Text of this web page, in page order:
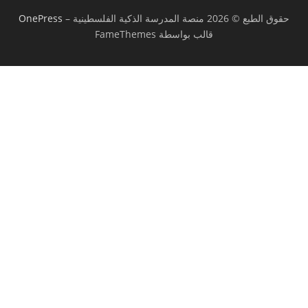
حقوق الطبع © 2026 منصة المدرسة الذكية الفلسطينية –
OnePress
قالب بواسطة FameThemes